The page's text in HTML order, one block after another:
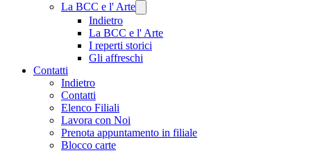
La BCC e l' Arte
Indietro
La BCC e l' Arte
I reperti storici
Gli affreschi
Contatti
Indietro
Contatti
Elenco Filiali
Lavora con Noi
Prenota appuntamento in filiale
Blocco carte